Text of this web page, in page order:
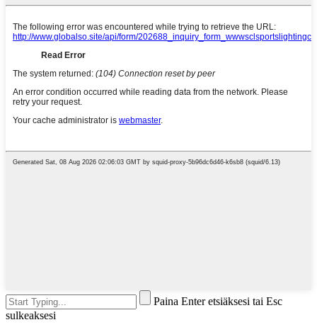
Paina Enter etsiäksesi tai Esc
sulkeaksesi